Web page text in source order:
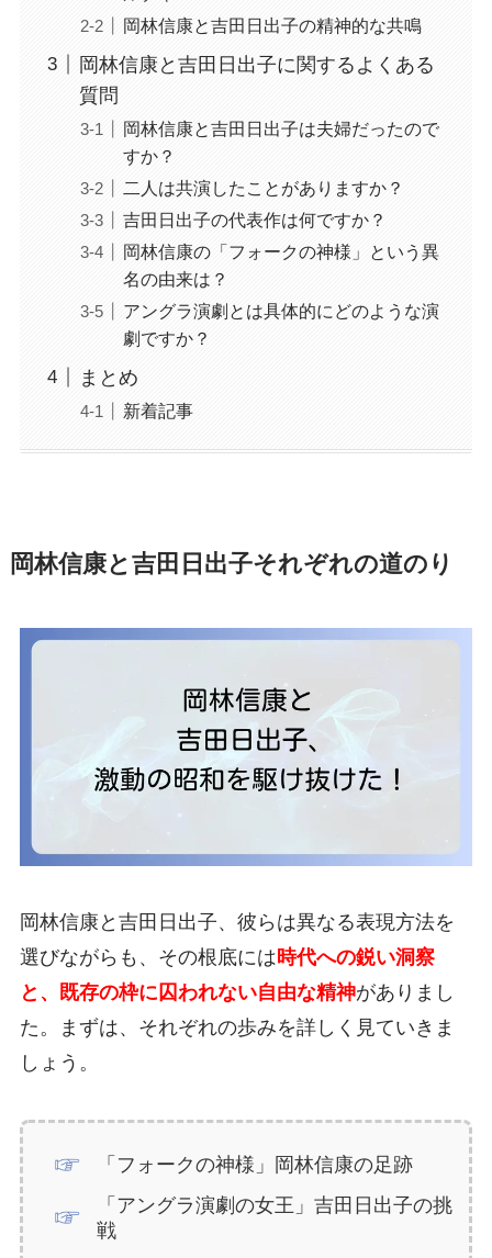
岡林信康と吉田日出子の精神的な共鳴
岡林信康と吉田日出子に関するよくある
質問
岡林信康と吉田日出子は夫婦だったので
すか？
二人は共演したことがありますか？
吉田日出子の代表作は何ですか？
岡林信康の「フォークの神様」という異
名の由来は？
アングラ演劇とは具体的にどのような演
劇ですか？
まとめ
新着記事
岡林信康と吉田日出子それぞれの道のり
岡林信康と吉田日出子、彼らは異なる表現方法を
選びながらも、その根底には時代への鋭い洞察
と、既存の枠に囚われない自由な精神がありまし
た。まずは、それぞれの歩みを詳しく見ていきま
しょう。
「フォークの神様」岡林信康の足跡
「アングラ演劇の女王」吉田日出子の挑
戦